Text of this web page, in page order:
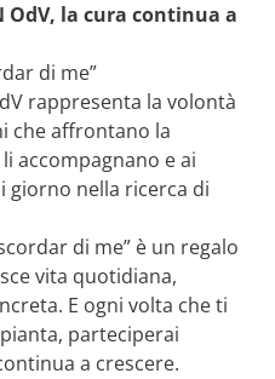
OdV, la cura continua a
di me”
rappresenta la volontà
che affrontano la
accompagnano e ai
giorno nella ricerca di
di me” è un regalo
vita quotidiana,
E ogni volta che ti
parteciperai
a crescere.